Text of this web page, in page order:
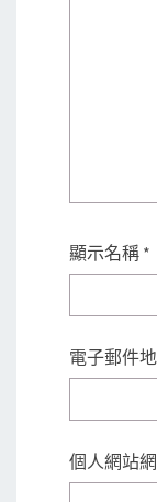
顯示名稱 *
電子郵件
個人網站